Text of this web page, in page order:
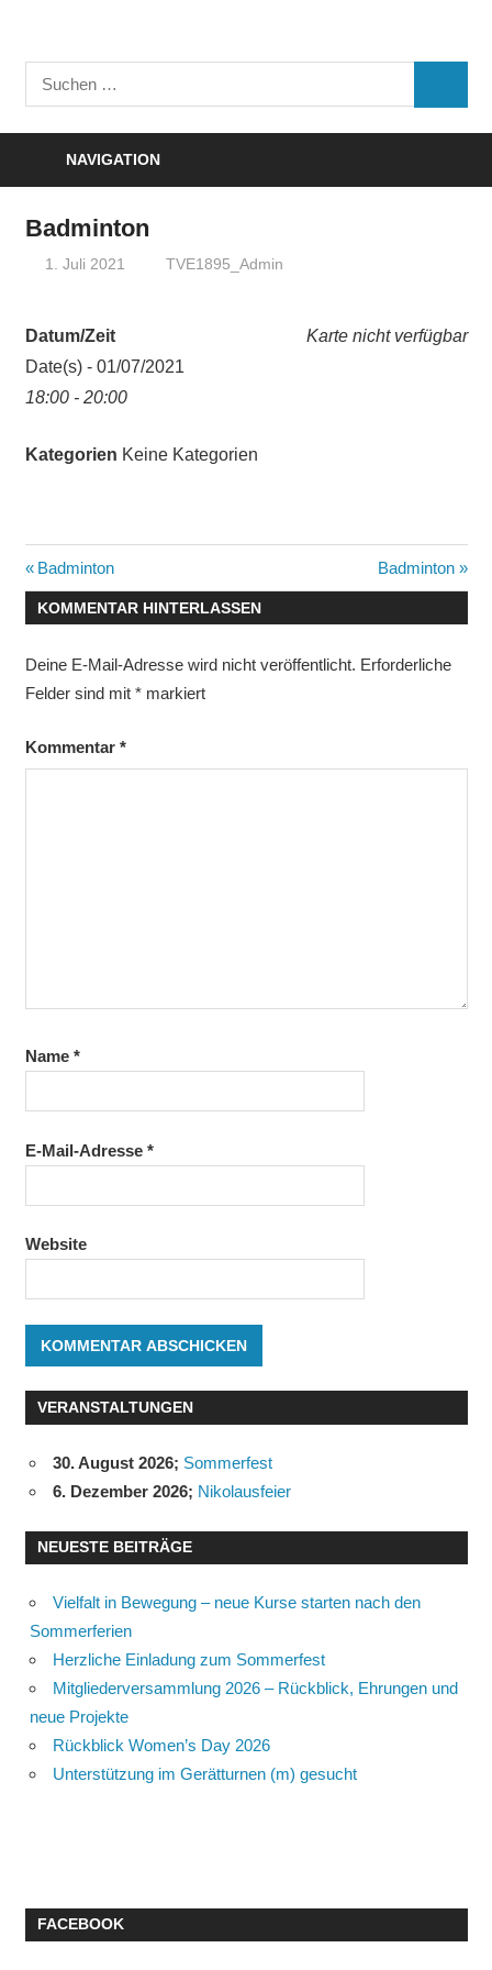
Turnverein
"Frisch
Suchen
nach:
NAVIGATION
Badminton
1. Juli 2021 TVE1895_Admin
Karte nicht verfügbar
Datum/Zeit
Date(s) - 01/07/2021
18:00 - 20:00
Kategorien Keine Kategorien
Beitragsnavigation
Vorheriger
Beitrag:
Badminton
Nächster
Beitrag:
Badminton
KOMMENTAR HINTERLASSEN
Deine E-Mail-Adresse wird nicht veröffentlicht. Erforderliche
Felder sind mit *markiert
Kommentar *
Name *
E-Mail-Adresse *
Website
VERANSTALTUNGEN
30. August 2026; Sommerfest
6. Dezember 2026; Nikolausfeier
NEUESTE BEITRÄGE
Vielfalt in Bewegung – neue Kurse starten nach den
Sommerferien
Herzliche Einladung zum Sommerfest
Mitgliederversammlung 2026 – Rückblick, Ehrungen und
neue Projekte
Rückblick Women’s Day 2026
Unterstützung im Gerätturnen (m) gesucht
FACEBOOK